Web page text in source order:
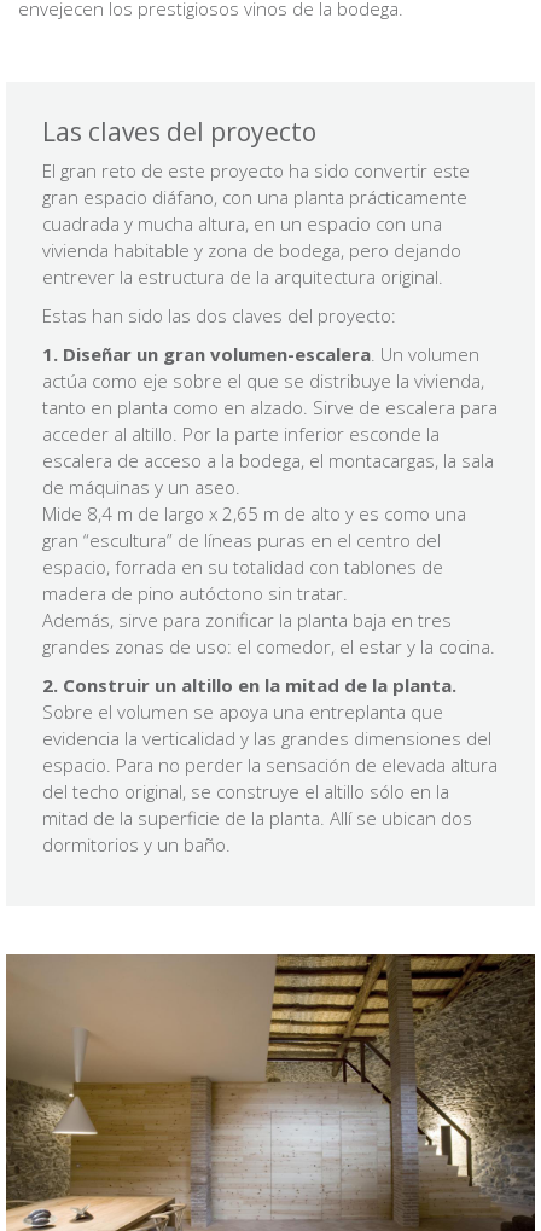
envejecen los prestigiosos vinos de la bodega.
Las claves del proyecto
El gran reto de este proyecto ha sido convertir este
gran espacio diáfano, con una planta prácticamente
cuadrada y mucha altura, en un espacio con una
vivienda habitable y zona de bodega, pero dejando
entrever la estructura de la arquitectura original.
Estas han sido las dos claves del proyecto:
1. Diseñar un gran volumen-escalera . Un volumen
actúa como eje sobre el que se distribuye la vivienda,
tanto en planta como en alzado. Sirve de escalera para
acceder al altillo. Por la parte inferior esconde la
escalera de acceso a la bodega, el montacargas, la sala
de máquinas y un aseo.
Mide 8,4 m de largo x 2,65 m de alto y es como una
gran “escultura” de líneas puras en el centro del
espacio, forrada en su totalidad con tablones de
madera de pino autóctono sin tratar.
Además, sirve para zonificar la planta baja en tres
grandes zonas de uso: el comedor, el estar y la cocina.
2. Construir un altillo en la mitad de la planta.
Sobre el volumen se apoya una entreplanta que
evidencia la verticalidad y las grandes dimensiones del
espacio. Para no perder la sensación de elevada altura
del techo original, se construye el altillo sólo en la
mitad de la superficie de la planta. Allí se ubican dos
dormitorios y un baño.